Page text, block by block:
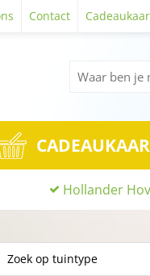
Contact
Hollander
Zoek op tuintype